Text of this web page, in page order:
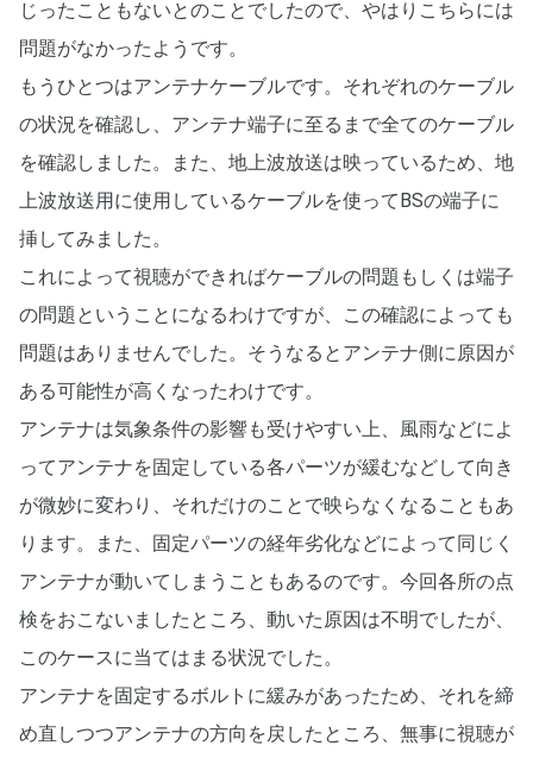
じったこともないとのことでしたので、やはりこちらには
問題がなかったようです。
もうひとつはアンテナケーブルです。それぞれのケーブル
の状況を確認し、アンテナ端子に至るまで全てのケーブル
を確認しました。また、地上波放送は映っているため、地
上波放送用に使用しているケーブルを使ってBSの端子に
挿してみました。
これによって視聴ができればケーブルの問題もしくは端子
の問題ということになるわけですが、この確認によっても
問題はありませんでした。そうなるとアンテナ側に原因が
ある可能性が高くなったわけです。
アンテナは気象条件の影響も受けやすい上、風雨などによ
ってアンテナを固定している各パーツが緩むなどして向き
が微妙に変わり、それだけのことで映らなくなることもあ
ります。また、固定パーツの経年劣化などによって同じく
アンテナが動いてしまうこともあるのです。今回各所の点
検をおこないましたところ、動いた原因は不明でしたが、
このケースに当てはまる状況でした。
アンテナを固定するボルトに緩みがあったため、それを締
め直しつつアンテナの方向を戻したところ、無事に視聴が